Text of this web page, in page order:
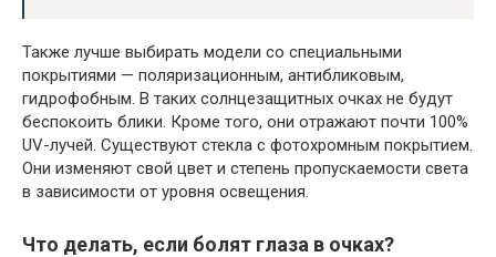
Также лучше выбирать модели со специальными
покрытиями — поляризационным, антибликовым,
гидрофобным. В таких солнцезащитных очках не будут
беспокоить блики. Кроме того, они отражают почти 100%
UV-лучей. Существуют стекла с фотохромным покрытием.
Они изменяют свой цвет и степень пропускаемости света
в зависимости от уровня освещения.
Что делать, если болят глаза в очках?